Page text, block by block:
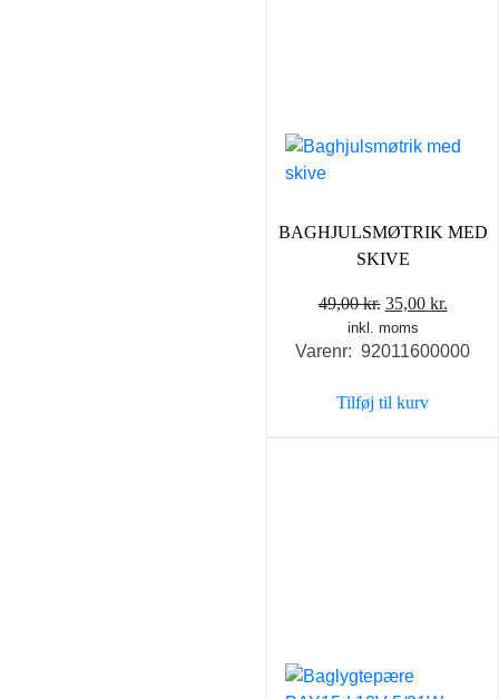
BAGHJULSMØTRIK MED
SKIVE
49,00kr. Den
oprindelige
pris
49,00 kr..
35,00 kr.
pris
inkl. moms
Varenr: 92011600000
Tilføj til kurv